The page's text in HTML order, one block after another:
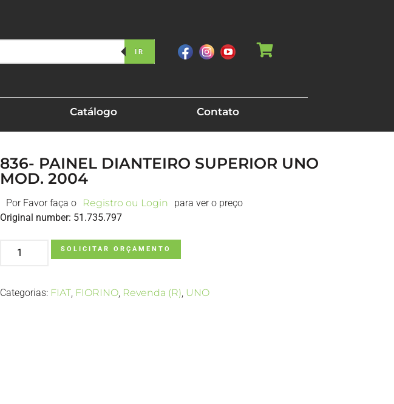
IR
Catálogo Contato
836- PAINEL DIANTEIRO SUPERIOR UNO
MOD. 2004
Por Favor faça o Registro ou Login
para ver o preço
Original number: 51.735.797
SOLICITAR ORÇAMENTO
Categorias: FIAT, FIORINO, Revenda (R), UNO